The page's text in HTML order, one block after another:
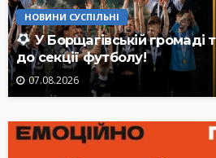
НОВИНИ СУСПІЛЬНІ
У Борщагівській громаді
до секції футболу!
07.08.2026